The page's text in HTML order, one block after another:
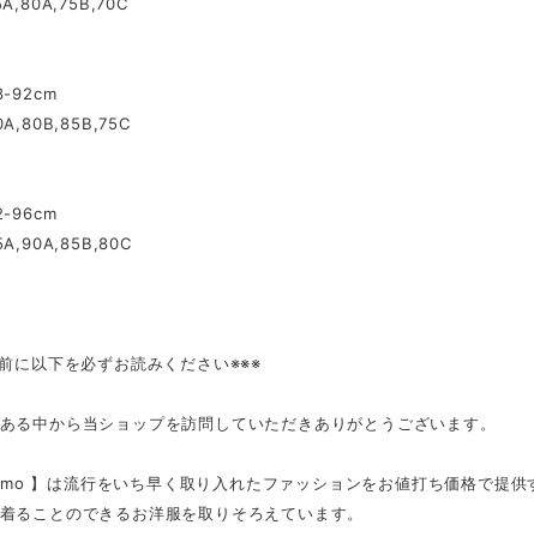
92cm
96cm
に以下を必ずお読みください※※※
る中から当ショップを訪問していただきありがとうございます。
】は流行をいち早く取り入れたファッションをお値打ち価格で提供
ることのできるお洋服を取りそろえています。